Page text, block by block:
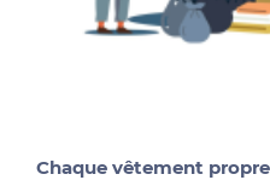
Chaque vêtement